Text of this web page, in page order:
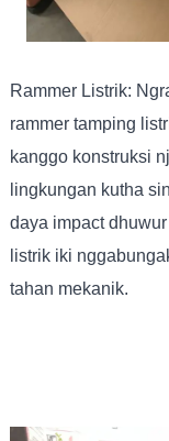
Rammer Listrik:
rammer tamping
kanggo konstruksi
lingkungan kutha
daya impact
listrik iki
tahan mekanik.